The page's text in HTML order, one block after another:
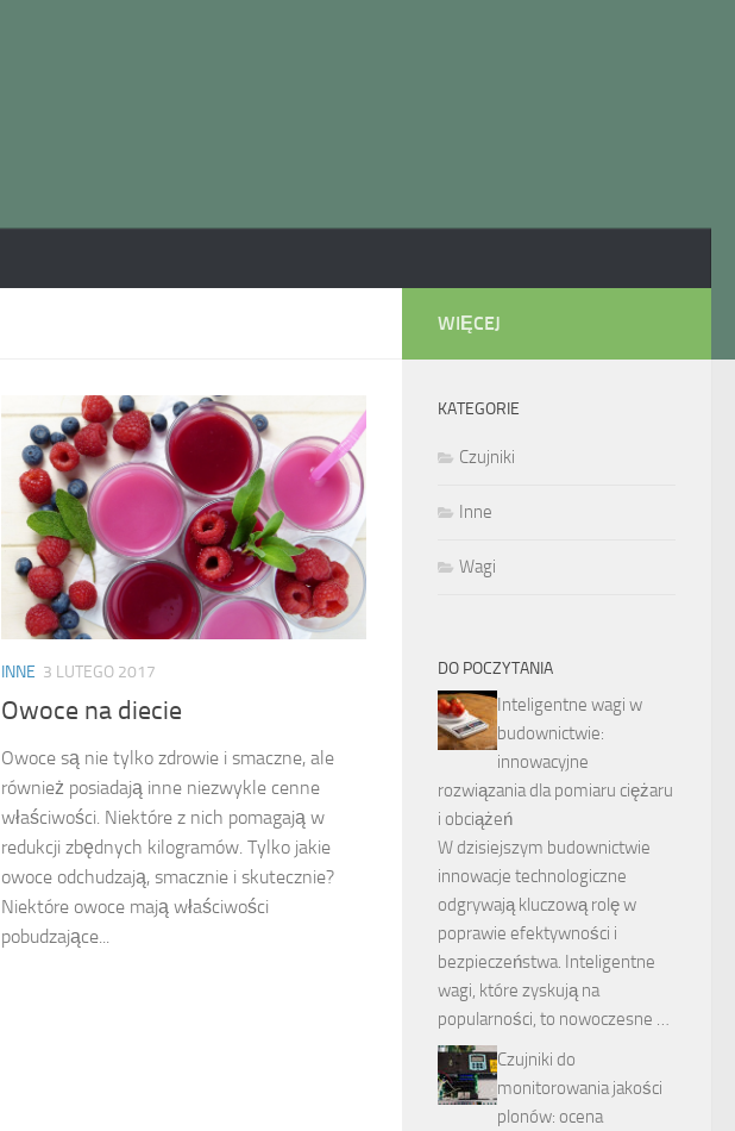
INNE 3 LUTEGO 2017
Owoce na diecie
Owoce są nie tylko zdrowie i smaczne, ale
również posiadają inne niezwykle cenne
właściwości. Niektóre z nich pomagają w
redukcji zbędnych kilogramów. Tylko jakie
owoce odchudzają, smacznie i skutecznie?
Niektóre owoce mają właściwości
pobudzające...
WIĘCEJ
KATEGORIE
Czujniki
Inne
Wagi
DO POCZYTANIA
Inteligentne wagi w
budownictwie:
innowacyjne
rozwiązania dla pomiaru ciężaru
i obciążeń
W dzisiejszym budownictwie
innowacje technologiczne
odgrywają kluczową rolę w
poprawie efektywności i
bezpieczeństwa. Inteligentne
wagi, które zyskują na
popularności, to nowoczesne …
Czujniki do
monitorowania jakości
plonów: ocena